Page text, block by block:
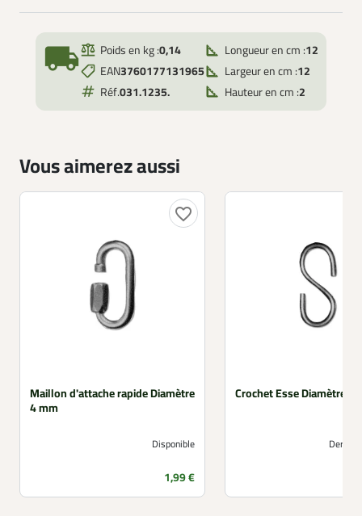
local_shipping Poids en kg :0,14
EAN3760177131965
Réf.031.1235.
Longueur en cm :12
Largeur en cm :12
Hauteur en cm :2
Vous aimerez aussi
favorite_border
Maillon d'attache rapide Diamètre
4 mm
Disponible
Prix
1,99 €
Crochet Esse Diamètre 4